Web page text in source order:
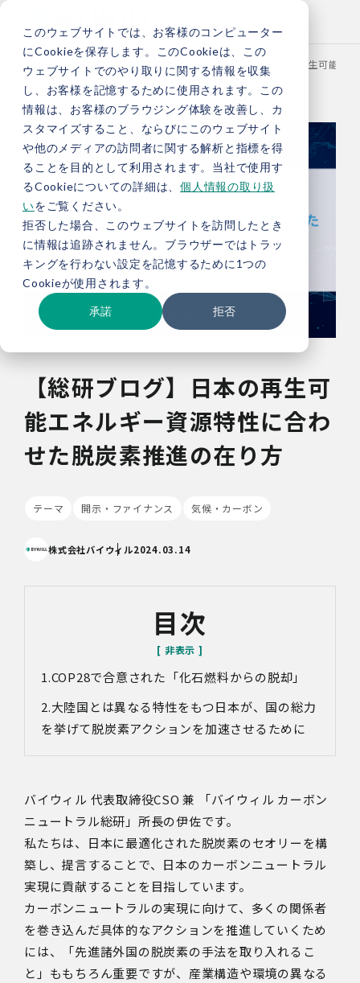
このウェブサイトでは、お客様のコンピューター
にCookieを保存します。このCookieは、この
ウェブサイトでのやり取りに関する情報を収集
し、お客様を記憶するために使用されます。この
情報は、お客様のブラウジング体験を改善し、カ
スタマイズすること、ならびにこのウェブサイト
や他のメディアの訪問者に関する解析と指標を得
ることを目的として利用されます。当社で使用す
るCookieについての詳細は、 個人情報の取り扱
いをご覧ください。
拒否した場合、このウェブサイトを訪問したとき
に情報は追跡されません。ブラウザーではトラッ
キングを行わない設定を記憶するために1つの
Cookieが使用されます。
承諾 拒否
TOP お役立ち情報 ブログ 【総研ブログ】日本の再生可能エ
【総研ブログ】日本の再生可
能エネルギー資源特性に合わ
せた脱炭素推進の在り方
テーマ 開示・ファイナンス 気候・カーボン
株式会社バイウィル2024.03.14
目次
COP28で合意された「化石燃料からの脱却」
大陸国とは異なる特性をもつ日本が、国の総力
を挙げて脱炭素アクションを加速させるために
バイウィル 代表取締役CSO 兼 「バイウィル カーボン
ニュートラル総研」所長の伊佐です。
私たちは、
日本に最適化された脱炭素のセオリーを構
築し、提言することで、日本のカーボンニュートラル
実現に貢献することを目指しています。
カーボンニュートラルの実現に向けて、多くの関係者
を巻き込んだ具体的なアクションを推進していくため
には、「先進諸外国の脱炭素の手法を取り入れるこ
と」ももちろん重要ですが、産業構造や環境の異なる